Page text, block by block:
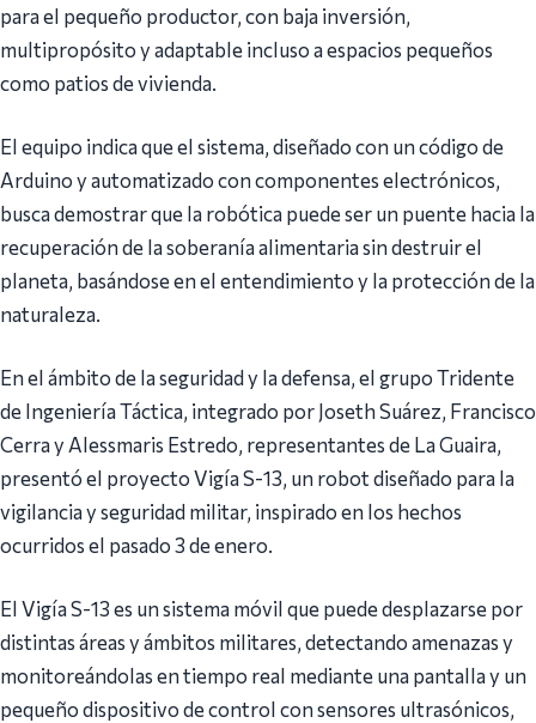
para el pequeño productor, con baja inversión,
multipropósito y adaptable incluso a espacios pequeños
como patios de vivienda.
El equipo indica que el sistema, diseñado con un código de
Arduino y automatizado con componentes electrónicos,
busca demostrar que la robótica puede ser un puente hacia la
recuperación de la soberanía alimentaria sin destruir el
planeta, basándose en el entendimiento y la protección de la
naturaleza.
En el ámbito de la seguridad y la defensa, el grupo Tridente
de Ingeniería Táctica, integrado por Joseth Suárez, Francisco
Cerra y Alessmaris Estredo, representantes de La Guaira,
presentó el proyecto Vigía S-13, un robot diseñado para la
vigilancia y seguridad militar, inspirado en los hechos
ocurridos el pasado 3 de enero.
El Vigía S-13 es un sistema móvil que puede desplazarse por
distintas áreas y ámbitos militares, detectando amenazas y
monitoreándolas en tiempo real mediante una pantalla y un
pequeño dispositivo de control con sensores ultrasónicos,